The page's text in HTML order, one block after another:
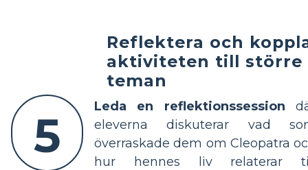
5
Reflektera och
aktiviteten till större
teman
Leda en reflektionssession
eleverna diskuterar vad
överraskade dem om Cleopatra
hur hennes liv relaterar